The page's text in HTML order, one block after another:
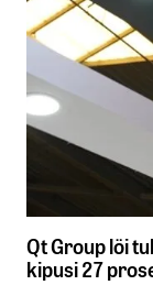
Qt Group löi
kipusi 27